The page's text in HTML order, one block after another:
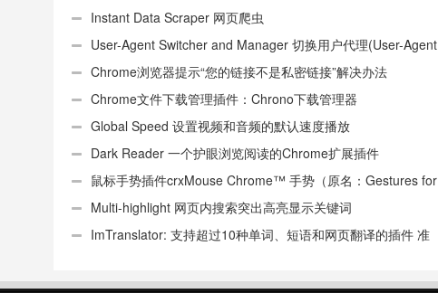
件 Instant Data Scraper 网页爬虫
User-Agent Switcher and Manager 切换用户代理(User-Agent
或UA)Chrome浏览器提示“您的链接不是私密链接”解决办法
Chrome文件下载管理插件：Chrono下载管理器
Global Speed 设置视频和音频的默认速度播放
Dark Reader 一个护眼浏览阅读的Chrome扩展插件
鼠标手势插件crxMouse Chrome™ 手势（原名：Gestures for
Chrome(TM)汉化版）
Multi-highlight 网页内搜索突出高亮显示关键词
ImTranslator: 支持超过10种单词、短语和网页翻译的插件 准